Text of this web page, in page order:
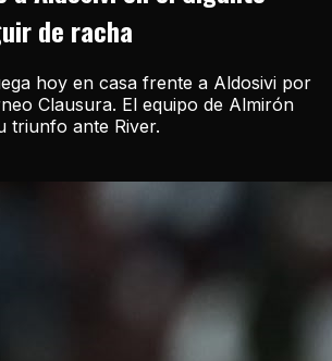
de racha
hoy en casa frente a Aldosivi por
Clausura. El equipo de Almirón
triunfo ante River.